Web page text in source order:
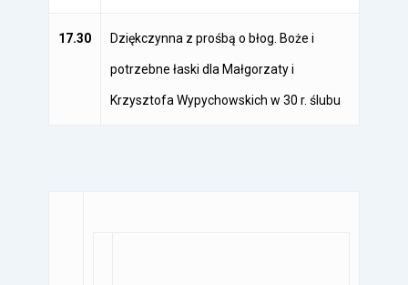
17.30 Dziękczynna z prośbą o błog. Boże i
potrzebne łaski dla Małgorzaty i
Krzysztofa Wypychowskich w 30 r. ślubu